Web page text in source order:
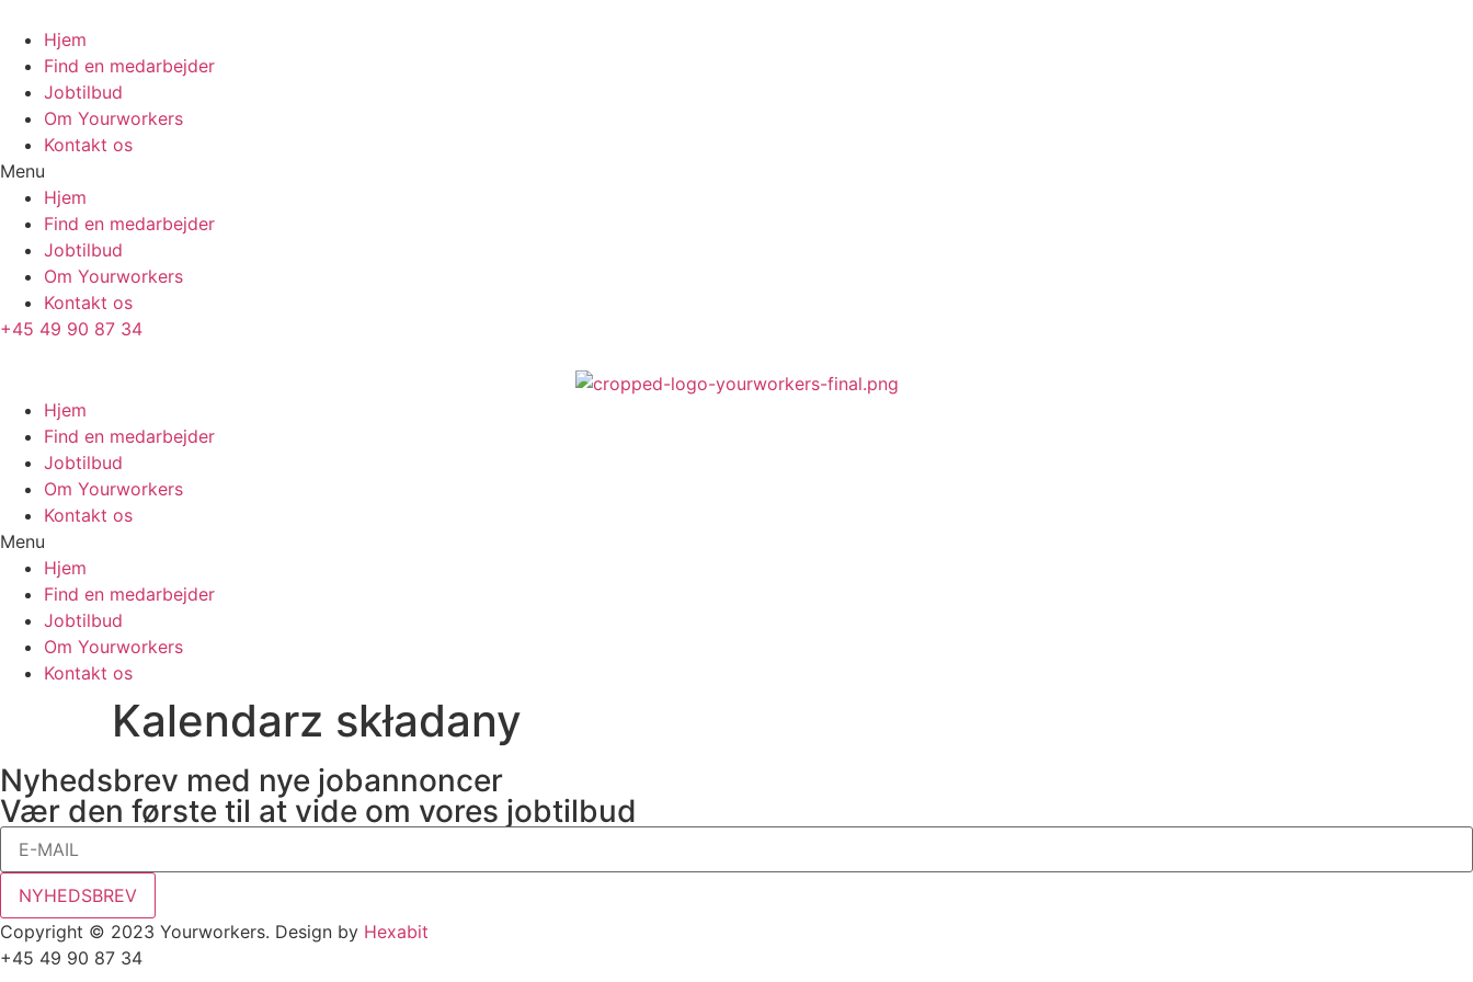
content
Hjem
Find en medarbejder
Jobtilbud
Om Yourworkers
Kontakt os
Menu
Hjem
Find en medarbejder
Jobtilbud
Om Yourworkers
Kontakt os
+45 49 90 87 34
Hjem
Find en medarbejder
Jobtilbud
Om Yourworkers
Kontakt os
Menu
Hjem
Find en medarbejder
Jobtilbud
Om Yourworkers
Kontakt os
Kalendarz składany
Nyhedsbrev med nye jobannoncer
Vær den første til at vide om vores jobtilbud
NYHEDSBREV
Copyright © 2023 Yourworkers. Design by Hexabit
+45 49 90 87 34